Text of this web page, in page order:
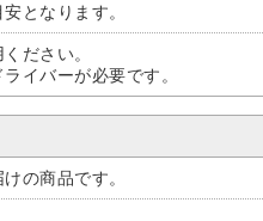
となります。
ださい。
イバーが必要です。
の商品です。